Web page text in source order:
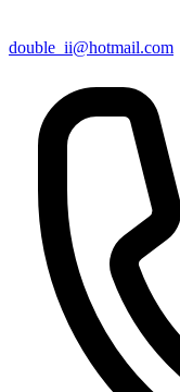
double_ii@hotmail.com